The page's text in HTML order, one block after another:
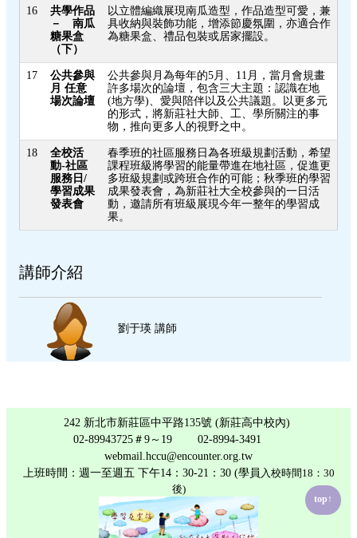
16
共學作品
－ 南瓜
糖果盒
（下）
以立體編織展現南瓜造型，作品造型可愛，兼
具收納與裝飾功能，增添節慶氛圍，亦適合作
為糖果盒、禮品包裝或居家擺設。
17
公共參與
月 任意
場次論壇
公共參與月為每年的5月、11月，當月會規畫
許多場次的論壇，包含三大主題：認識在地
(地方學)、愛與陪伴以及公共議題。以更多元
的形式，將新莊社大師、工、學所關注的事
物，推向更多人的視野之中。
18
全校活
動-社區
服務日/
學習成果
發表會
春季班的社區服務日為各班級規劃活動，希望
課程班級將學習的能量帶進在地社區，促進更
多班級規劃或跨班合作的可能；秋季班的學習
成果發表會，為新莊社大全校參與的一日活
動，邀請所有班級展現今年一整年的學習成
果。
講師介紹
劉于瑛 講師
242 新北市新莊區中平路135號 (新莊高中校內)
02-89943725＃9～19 02-8994-3491
webmail.hccu@encounter.org.tw
上班時間：週一至週五 下午14：30-21：30 (學員 入校時間 18：30
後)
top↑